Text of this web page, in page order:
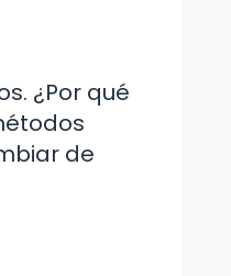
¿Por qué
de